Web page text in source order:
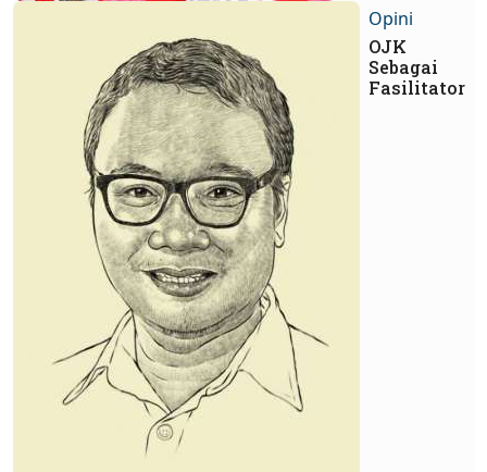
Opini
OJK
Sebagai
Fasilitator